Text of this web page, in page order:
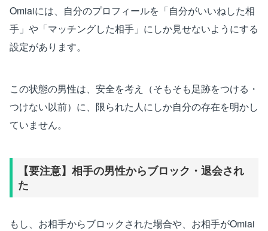
Omiaiには、自分のプロフィールを「自分がいいねした相
手」や「マッチングした相手」にしか見せないようにする
設定があります。
この状態の男性は、安全を考え（そもそも足跡をつける・
つけない以前）に、限られた人にしか自分の存在を明かし
ていません。
【要注意】相手の男性からブロック・退会され
た
もし、お相手からブロックされた場合や、お相手がOmiai